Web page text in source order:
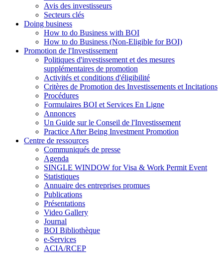
Avis des investisseurs
Secteurs clés
Doing business
How to do Business with BOI
How to do Business (Non-Eligible for BOI)
Promotion de l'Investissement
Politiques d'investissement et des mesures
supplémentaires de promotion
Activités et conditions d'éligibilité
Critères de Promotion des Investissements et Incitations
Procédures
Formulaires BOI et Services En Ligne
Annonces
Un Guide sur le Conseil de l'Investissement
Practice After Being Investment Promotion
Centre de ressources
Communiqués de presse
Agenda
SINGLE WINDOW for Visa & Work Permit Event
Statistiques
Annuaire des entreprises promues
Publications
Présentations
Video Gallery
Journal
BOI Bibliothèque
e-Services
ACIA/RCEP